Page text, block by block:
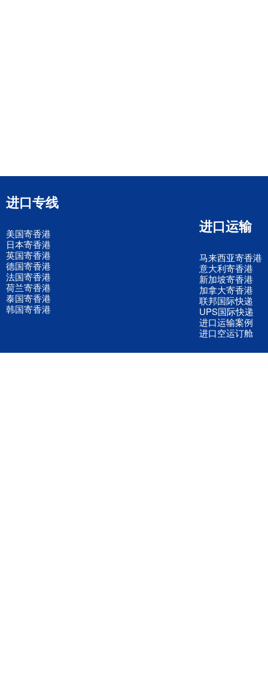
进口专线
美国寄香港
日本寄香港
英国寄香港
德国寄香港
法国寄香港
荷兰寄香港
泰国寄香港
韩国寄香港
进口运输
马来西亚寄香港
意大利寄香港
新加坡寄香港
加拿大寄香港
联邦国际快递
UPS国际快递
进口运输案例
进口空运订舱